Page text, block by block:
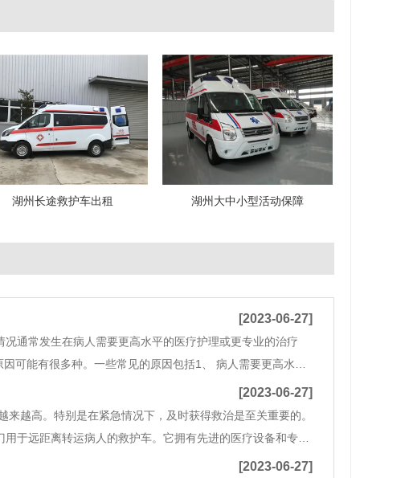
湖州长途救护车出租 湖州大中小型活动保障
[2023-06-27]
通常发生在病人需要更高水平的医疗护理或更专业的治疗
可能有很多种。一些常见的原因包括1、 病人需要更高水平
业的治疗，例如肿瘤治疗、器官移植或重度烧伤治疗等。
[2023-06-27]
高。特别是在紧急情况下，及时获得救治是至关重要的。
于远距离转运病人的救护车。它拥有先进的医疗设备和专业
[2023-06-27]